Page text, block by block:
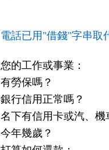
電話已用"借錢"字串取
您的工作或事業：
有勞保嗎？
銀行信用正常嗎？
名下有信用卡或汽、機
今年幾歲？